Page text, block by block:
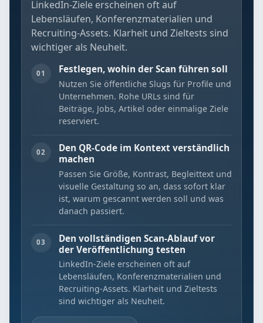
LinkedIn-Ziele erscheinen oft auf
Lebensläufen, Konferenzmaterialien und
Recruiting-Assets. Klarheit und Zieltests sind
wichtiger als Neuheit.
01 Festlegen, wohin der Scan führen soll
Nutzen Sie öffentliche Slugs für Profile und
Unternehmen. Rohe URLs sind für
Beiträge, Jobs, Artikel oder einmalige Ziele
reserviert.
02
Den QR-Code im Kontext verständlich
machen
Passen Sie Größe, Kontrast, Begleittext und
visuelle Gestaltung so an, dass sofort klar
ist, warum gescannt werden soll und was
danach passiert.
03
Den vollständigen Scan-Ablauf vor
der Veröffentlichung testen
LinkedIn-Ziele erscheinen oft auf
Lebensläufen, Konferenzmaterialien und
Recruiting-Assets. Klarheit und Zieltests
sind wichtiger als Neuheit.